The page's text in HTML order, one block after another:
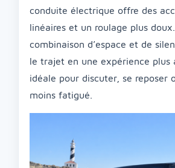
conduite électrique offre des
linéaires et un roulage plus
combinaison d’espace et de
le trajet en une expérience plus
idéale pour discuter, se reposer
moins fatigué.